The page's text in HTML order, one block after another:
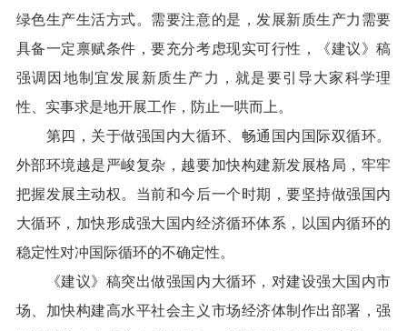
绿色生产生活方式。需要注意的是，发展新质生产力需要
具备一定禀赋条件，要充分考虑现实可行性，《建议》稿
强调因地制宜发展新质生产力，就是要引导大家科学理
性、实事求是地开展工作，防止一哄而上。
第四，关于做强国内大循环、畅通国内国际双循环。
外部环境越是严峻复杂，越要加快构建新发展格局，牢牢
把握发展主动权。当前和今后一个时期，要坚持做强国内
大循环，加快形成强大国内经济循环体系，以国内循环的
稳定性对冲国际循环的不确定性。
《建议》稿突出做强国内大循环，对建设强大国内市
场、加快构建高水平社会主义市场经济体制作出部署，强